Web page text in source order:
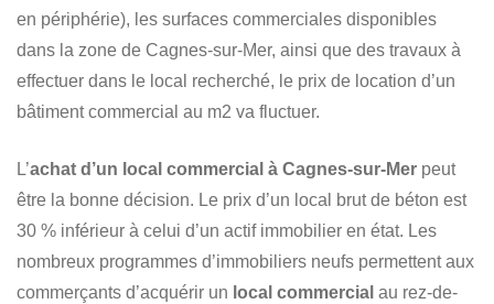
en périphérie), les surfaces commerciales disponibles
dans la zone de Cagnes-sur-Mer, ainsi que des travaux à
effectuer dans le local recherché, le prix de location d’un
bâtiment commercial au m2 va fluctuer.
L’achat d’un local commercial à Cagnes-sur-Mer peut
être la bonne décision. Le prix d’un local brut de béton est
30 % inférieur à celui d’un actif immobilier en état. Les
nombreux programmes d’immobiliers neufs permettent aux
commerçants d’acquérir un local commercial au rez-de-